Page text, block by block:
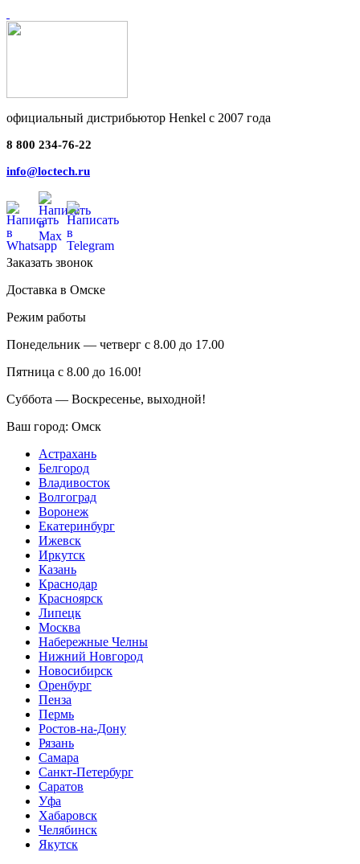
официальный дистрибьютор Henkel с 2007 года
8 800 234-76-22
info@loctech.ru
Заказать звонок
Доставка в Омске
Режим работы
Понедельник — четверг с 8.00 до 17.00
Пятница с 8.00 до 16.00!
Суббота — Воскресенье, выходной!
Ваш город: Омск
Астрахань
Белгород
Владивосток
Волгоград
Воронеж
Екатеринбург
Ижевск
Иркутск
Казань
Краснодар
Красноярск
Липецк
Москва
Набережные Челны
Нижний Новгород
Новосибирск
Оренбург
Пенза
Пермь
Ростов-на-Дону
Рязань
Самара
Санкт-Петербург
Саратов
Уфа
Хабаровск
Челябинск
Якутск